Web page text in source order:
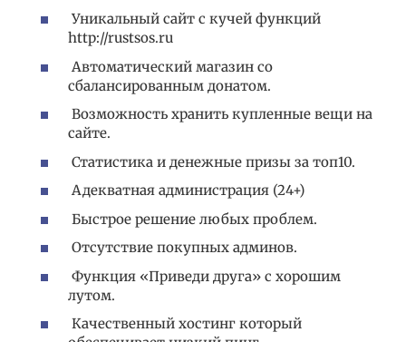
Уникальный сайт с кучей функций
http://rustsos.ru
Автоматический магазин со
сбалансированным донатом.
Возможность хранить купленные вещи на
сайте.
Статистика и денежные призы за топ10.
Адекватная администрация (24+)
Быстрое решение любых проблем.
Отсутствие покупных админов.
Функция «Приведи друга» с хорошим
лутом.
Качественный хостинг который